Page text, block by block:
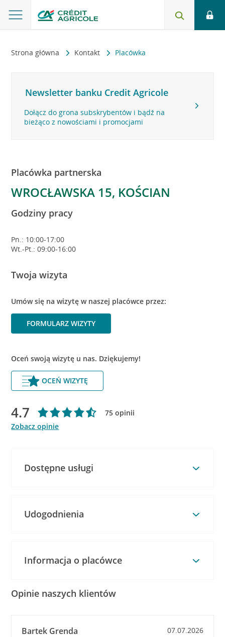
Strona główna Kontakt Placówka
Newsletter banku Credit Agricole
Dołącz do grona subskrybentów i bądź na
bieżąco z nowościami i promocjami
Placówka partnerska
WROCŁAWSKA 15, KOŚCIAN
Godziny pracy
Pn.: 10:00-17:00
Wt.-Pt.: 09:00-16:00
Twoja wizyta
Umów się na wizytę w naszej placówce przez:
FORMULARZ WIZYTY
Oceń swoją wizytę u nas. Dziękujemy!
OCEŃ WIZYTĘ
4.7
75 opinii
Zobacz opinie
Dostępne usługi
Udogodnienia
Informacja o placówce
Opinie naszych klientów
Bartek Grenda 07.07.2026